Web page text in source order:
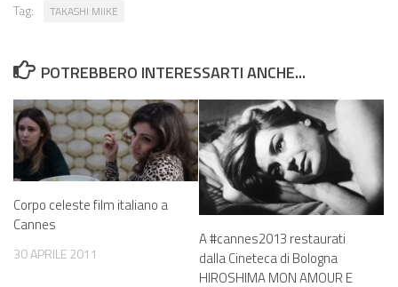
Tag: TAKASHI MIIKE
POTREBBERO INTERESSARTI ANCHE...
Corpo celeste film italiano a
Cannes
30 APRILE 2011
A #cannes2013 restaurati
dalla Cineteca di Bologna
HIROSHIMA MON AMOUR E